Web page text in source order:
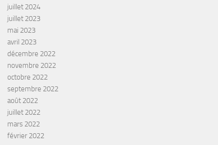
juillet 2024
juillet 2023
mai 2023
avril 2023
décembre 2022
novembre 2022
octobre 2022
septembre 2022
août 2022
juillet 2022
mars 2022
février 2022